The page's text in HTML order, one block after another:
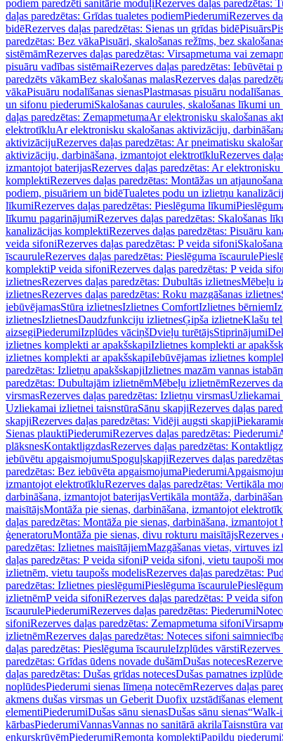
podiem paredzēti sanitārie moduļiRezerves daļas paredzētas:
daļas paredzētas: Grīdas tualetes podiemPiederumiRezerves
bidēRezerves daļas paredzētas: Sienas un grīdas bidēPisuārs
paredzētas: Bez vākaPisuāri, skalošanas režīms, bez
sistēmāmRezerves daļas paredzētas: Virsapmetuma vai
pisuāru vadības sistēmaiRezerves daļas paredzētas: Iebūvētai
paredzēts vākamBez skalošanas malasRezerves daļas
vākaPisuāru nodalīšanas sienasPlastmasas pisuāru nodalīšanas
un sifonu piederumiSkalošanas caurules, skalošanas līkumi un
daļas paredzētas: ZemapmetumaAr elektronisku skalošanas
elektrotīkluAr elektronisku skalošanas aktivizāciju,
aktivizācijuRezerves daļas paredzētas: Ar pneimatisku
aktivizāciju, darbināšana, izmantojot elektrotīkluRezerves
izmantojot baterijasRezerves daļas paredzētas: Ar
komplektiRezerves daļas paredzētas: Montāžas un
podiem, pisuāriem un bidēTualetes podu un izlietņu
līkumiRezerves daļas paredzētas: Pieslēguma līkumi
līkumu pagarinājumiRezerves daļas paredzētas: Skalošanas
kanalizācijas komplektiRezerves daļas paredzētas: Pisuāru
veida sifoniRezerves daļas paredzētas: P veida sifoni
īscauruleRezerves daļas paredzētas: Pieslēguma īscaurule
komplektiP veida sifoniRezerves daļas paredzētas: P veida
izlietnesRezerves daļas paredzētas: Dubultās izlietnesMēbeļu
izlietnesRezerves daļas paredzētas: Roku mazgāšanas izlietnes
iebūvējamasStūra izlietnesIzlietnes ComfortIzlietnes bērniem
izlietnesIzlietnesDaudzfunkciju izlietnesĢipša izlietneKlašu
aizsegiPiederumiIzplūdes vāciņšDvieļu turētājsStiprinājumi
izlietnes komplekti ar apakšskapiIzlietnes komplekti ar
izlietnes komplekti ar apakšskapiIebūvējamas izlietnes
paredzētas: Izlietņu apakšskapjiIzlietnes mazām vannas
paredzētas: Dubultajām izlietnēmMēbeļu izlietnēmRezerves
virsmasRezerves daļas paredzētas: Izlietņu virsmasUzliekamai
Uzliekamai izlietnei taisnstūraSānu skapjiRezerves daļas
skapjiRezerves daļas paredzētas: Vidēji augsti skapji
Sienas plauktiPiederumiRezerves daļas paredzētas: Piederumi
plāksnesKontaktligzdasRezerves daļas paredzētas:
iebūvētu apgaismojumuSpoguļskapjiRezerves daļas
paredzētas: Bez iebūvēta apgaismojumaPiederumi
izmantojot elektrotīkluRezerves daļas paredzētas: Vertikāla
darbināšana, izmantojot baterijasVertikāla montāža,
maisītājsMontāža pie sienas, darbināšana, izmantojot
daļas paredzētas: Montāža pie sienas, darbināšana, izmantojot
ģeneratoruMontāža pie sienas, divu rokturu maisītājsRezerves
paredzētas: Izlietnes maisītājiemMazgāšanas vietas, virtuves
daļas paredzētas: P veida sifoniP veida sifoni, vietu taupoši
izlietnēm, vietu taupošs modelisRezerves daļas paredzētas:
paredzētas: Izlietnes pieslēgumiPieslēguma īscaurule
izlietnēmP veida sifoniRezerves daļas paredzētas: P veida
īscaurulePiederumiRezerves daļas paredzētas: Piederumi
sifoniRezerves daļas paredzētas: Zemapmetuma sifoni
izlietnēmRezerves daļas paredzētas: Noteces sifoni
daļas paredzētas: Pieslēguma īscauruleIzplūdes vārstiRezerves
paredzētas: Grīdas ūdens novade dušāmDušas noteces
daļas paredzētas: Dušas grīdas notecesDušas pamatnes
noplūdesPiederumi sienas līmeņa notecēmRezerves daļas
akmens dušas virsmas un Geberit Duofix uzstādīšanas
elementiPiederumiDušas sānu sienasDušas sānu sienas“Walk-
kārbasPiederumiVannasVannas no sanitārā akrilaTaisnstūra
enkurskrūvēmPiederumiRemonta komplektiPapildu piederumi